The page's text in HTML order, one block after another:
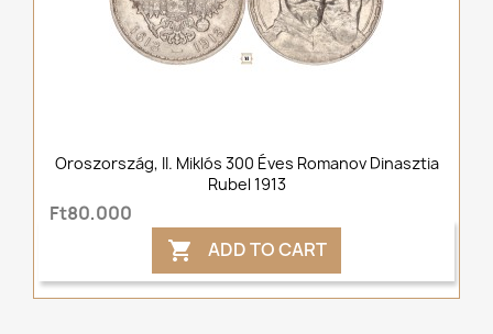
Oroszország, II. Miklós 300 Éves Romanov Dinasztia
Rubel 1913
Ft80,000
 ADD TO CART